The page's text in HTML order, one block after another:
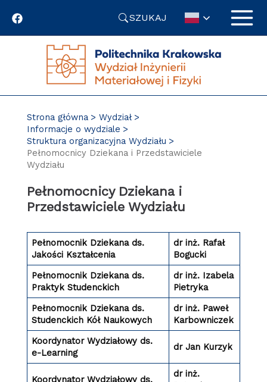
SZUKAJ
Strona główna
Wydział
Informacje o wydziale
Struktura organizacyjna Wydziału
Pełnomocnicy Dziekana i Przedstawiciele
Wydziału
Pełnomocnicy Dziekana i
Przedstawiciele Wydziału
Pełnomocnik Dziekana ds.
Jakości Kształcenia
dr inż. Rafał
Bogucki
Pełnomocnik Dziekana ds.
Praktyk Studenckich
dr inż. Izabela
Pietryka
Pełnomocnik Dziekana ds.
Studenckich Kół Naukowych
dr inż. Paweł
Karbowniczek
Koordynator Wydziałowy ds.
e-Learning
dr Jan Kurzyk
Koordynator Wydziałowy ds.
dr inż.